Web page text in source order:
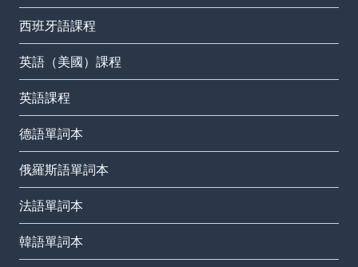
西班牙語課程
英語（美國）課程
英語課程
德語單詞本
俄羅斯語單詞本
法語單詞本
韓語單詞本